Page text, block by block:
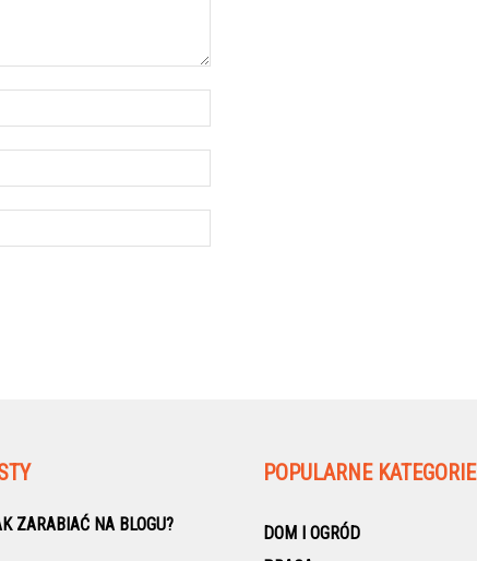
ZARABIAĆ NA BLOGU?
POPULARNE KATEGORIE
DOM I OGRÓD